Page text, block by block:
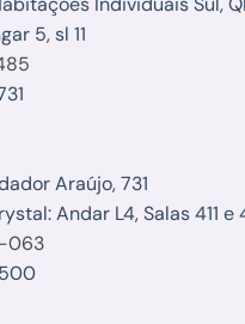
5, sl 11
Araújo, 731
Andar L4, Salas 411 e
063